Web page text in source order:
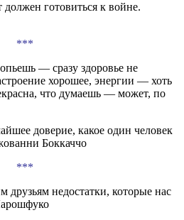
готовиться к войне.
***
— сразу здоровье не
хорошее, энергии — хоть
что думаешь — может, по
доверие, какое один человек
Боккаччо
***
недостатки, которые нас